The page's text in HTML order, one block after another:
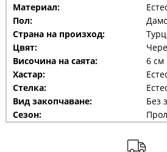
Материал:
Пол:
Страна на произход:
Цвят:
Височина на саята:
6 см
Хастар:
Стелка:
Вид закопчаване:
Без
Сезон: